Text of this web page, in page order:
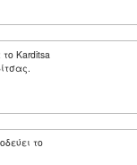
Karditsa
το